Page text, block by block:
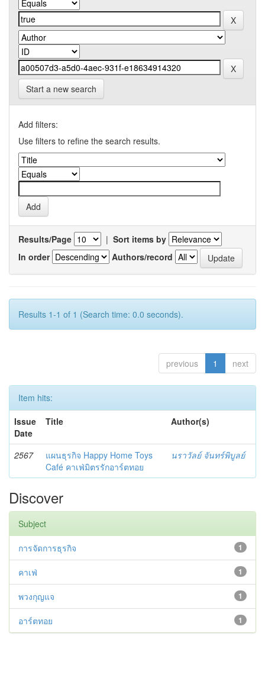
Start a new search
Add filters:
Use filters to refine the search results.
Results/Page | Sort items by
In order
Authors/record
Results 1-1 of 1 (Search time: 0.0 seconds).
previous 1 next
Item hits:
Issue
Date
Title Author(s)
2567
แผนธุรกิจ Happy Home Toys
Café คาเฟ่มิตรรักอาร์ตทอย
นราวัลย์ จันทร์พิบูลย์
Discover
Subject
1
การจัดการธุรกิจ
1
คาเฟ่
1
พวงกุญแจ
1
อาร์ตทอย